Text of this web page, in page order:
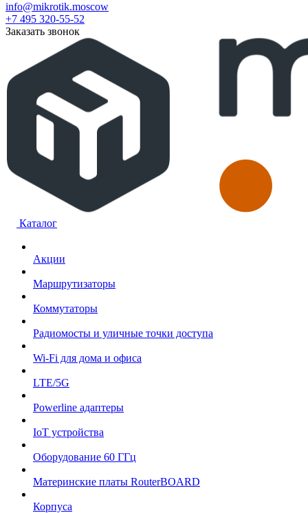
info@mikrotik.moscow
+7 495 320-55-52
Заказать звонок
Каталог
Акции
Маршрутизаторы
Коммутаторы
Радиомосты и уличные точки доступа
Wi-Fi для дома и офиса
LTE/5G
Powerline адаптеры
IoT устройства
Оборудование 60 ГГц
Материнские платы RouterBOARD
Корпуса